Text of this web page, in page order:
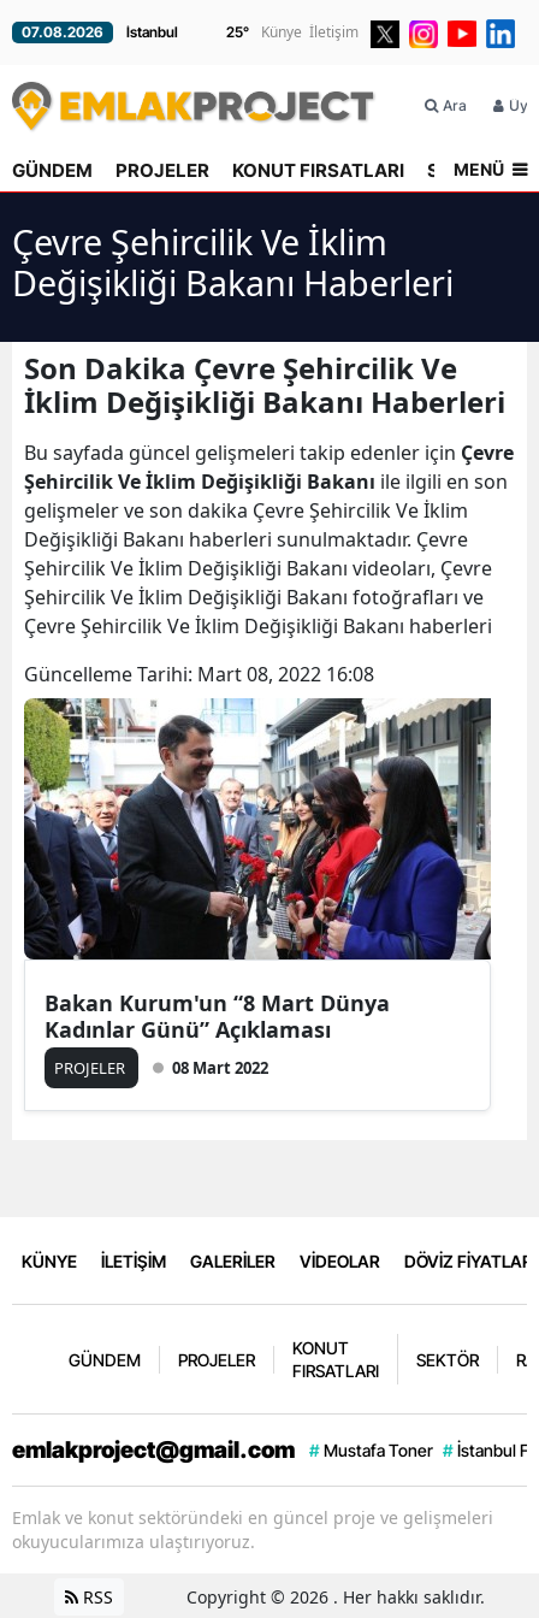
07.08.2026 25° Künye İletişim
Ara
GÜNDEM PROJELER KONUT FIRSATLARI SEKTÖR
MENÜ
Çevre Şehircilik Ve İklim
Değişikliği Bakanı Haberleri
Son Dakika Çevre Şehircilik Ve
İklim Değişikliği Bakanı Haberleri
Bu sayfada güncel gelişmeleri takip edenler için Çevre
Şehircilik Ve İklim Değişikliği Bakanı ile ilgili en son
gelişmeler ve son dakika Çevre Şehircilik Ve İklim
Değişikliği Bakanı haberleri sunulmaktadır. Çevre
Şehircilik Ve İklim Değişikliği Bakanı videoları, Çevre
Şehircilik Ve İklim Değişikliği Bakanı fotoğrafları ve
Çevre Şehircilik Ve İklim Değişikliği Bakanı haberleri
Güncelleme Tarihi: Mart 08, 2022 16:08
Bakan Kurum'un “8 Mart Dünya
Kadınlar Günü” Açıklaması
PROJELER 08 Mart 2022
KÜNYE İLETİŞİM GALERİLER VİDEOLAR DÖVİZ FİYATLARI
GÜNDEM PROJELER
KONUT
FIRSATLARI
SEKTÖR
emlakproject@gmail.com # Mustafa Toner # İstanbul
Emlak ve konut sektöründeki en güncel proje ve gelişmeleri
okuyucularımıza ulaştırıyoruz.
RSS Copyright © 2026 . Her hakkı saklıdır.